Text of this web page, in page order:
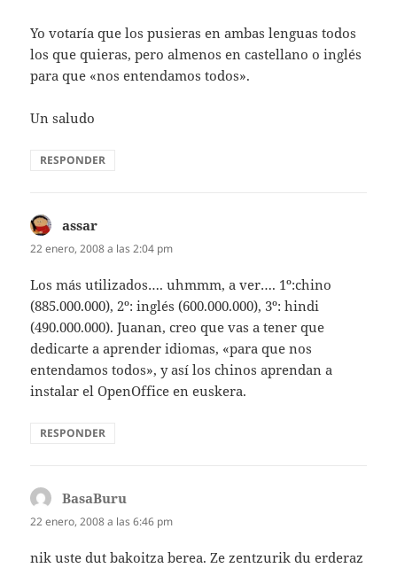
Yo votaría que los pusieras en ambas lenguas todos
los que quieras, pero almenos en castellano o inglés
para que «nos entendamos todos».
Un saludo
RESPONDER
assar
22 enero, 2008 a las 2:04 pm
Los más utilizados…. uhmmm, a ver…. 1º:chino
(885.000.000), 2º: inglés (600.000.000), 3º: hindi
(490.000.000). Juanan, creo que vas a tener que
dedicarte a aprender idiomas, «para que nos
entendamos todos», y así los chinos aprendan a
instalar el OpenOffice en euskera.
RESPONDER
BasaBuru
22 enero, 2008 a las 6:46 pm
nik uste dut bakoitza berea. Ze zentzurik du erderaz